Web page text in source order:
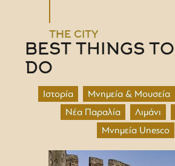
THE CITY
BEST THINGS TO
DO
Ιστορία Μνημεία & Μουσεία
Νέα Παραλία
Λιμάνι
Μνημεία Unesco